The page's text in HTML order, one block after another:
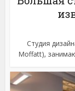
Студия
Moffatt),